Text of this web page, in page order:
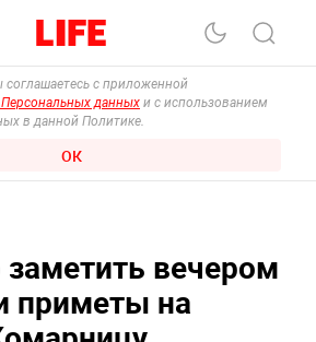
соглашаетесь с приложенной
данных и с использованием
в данной Политике.
ОК
вечером
приметы на